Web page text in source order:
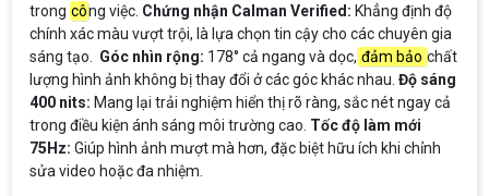
trong công việc. Chứng nhận Calman Verified: Khẳng định độ
chính xác màu vượt trội, là lựa chọn tin cậy cho các chuyên gia
sáng tạo. Góc nhìn rộng: 178° cả ngang và dọc, đảm bảo chất
lượng hình ảnh không bị thay đổi ở các góc khác nhau. Độ sáng
400 nits: Mang lại trải nghiệm hiển thị rõ ràng, sắc nét ngay cả
trong điều kiện ánh sáng môi trường cao. Tốc độ làm mới
75Hz: Giúp hình ảnh mượt mà hơn, đặc biệt hữu ích khi chỉnh
sửa video hoặc đa nhiệm.